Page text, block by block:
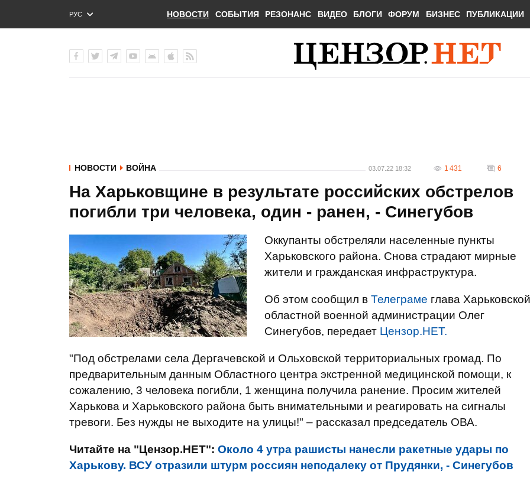
РУС
ENG
НОВОСТИ СОБЫТИЯ РЕЗОНАНС ВИДЕО БЛОГИ ФОРУМ БИЗНЕС ПУБЛИКАЦИИ
НОВОСТИ ВОЙНА 03.07.22 18:32 1 431 6
На Харьковщине в результате российских обстрелов
погибли три человека, один - ранен, - Синегубов
Оккупанты обстреляли населенные пункты
Харьковского района. Снова страдают мирные
жители и гражданская инфраструктура.
Об этом сообщил в Телеграме глава Харьковской
областной военной администрации Олег
Синегубов, передает Цензор.НЕТ.
"Под обстрелами села Дергачевской и Ольховской территориальных громад. По
предварительным данным Областного центра экстренной медицинской помощи, к
сожалению, 3 человека погибли, 1 женщина получила ранение. Просим жителей
Харькова и Харьковского района быть внимательными и реагировать на сигналы
тревоги. Без нужды не выходите на улицы!" – рассказал председатель ОВА.
Читайте на "Цензор.НЕТ": Около 4 утра рашисты нанесли ракетные удары по
Харькову. ВСУ отразили штурм россиян неподалеку от Прудянки, - Синегубов